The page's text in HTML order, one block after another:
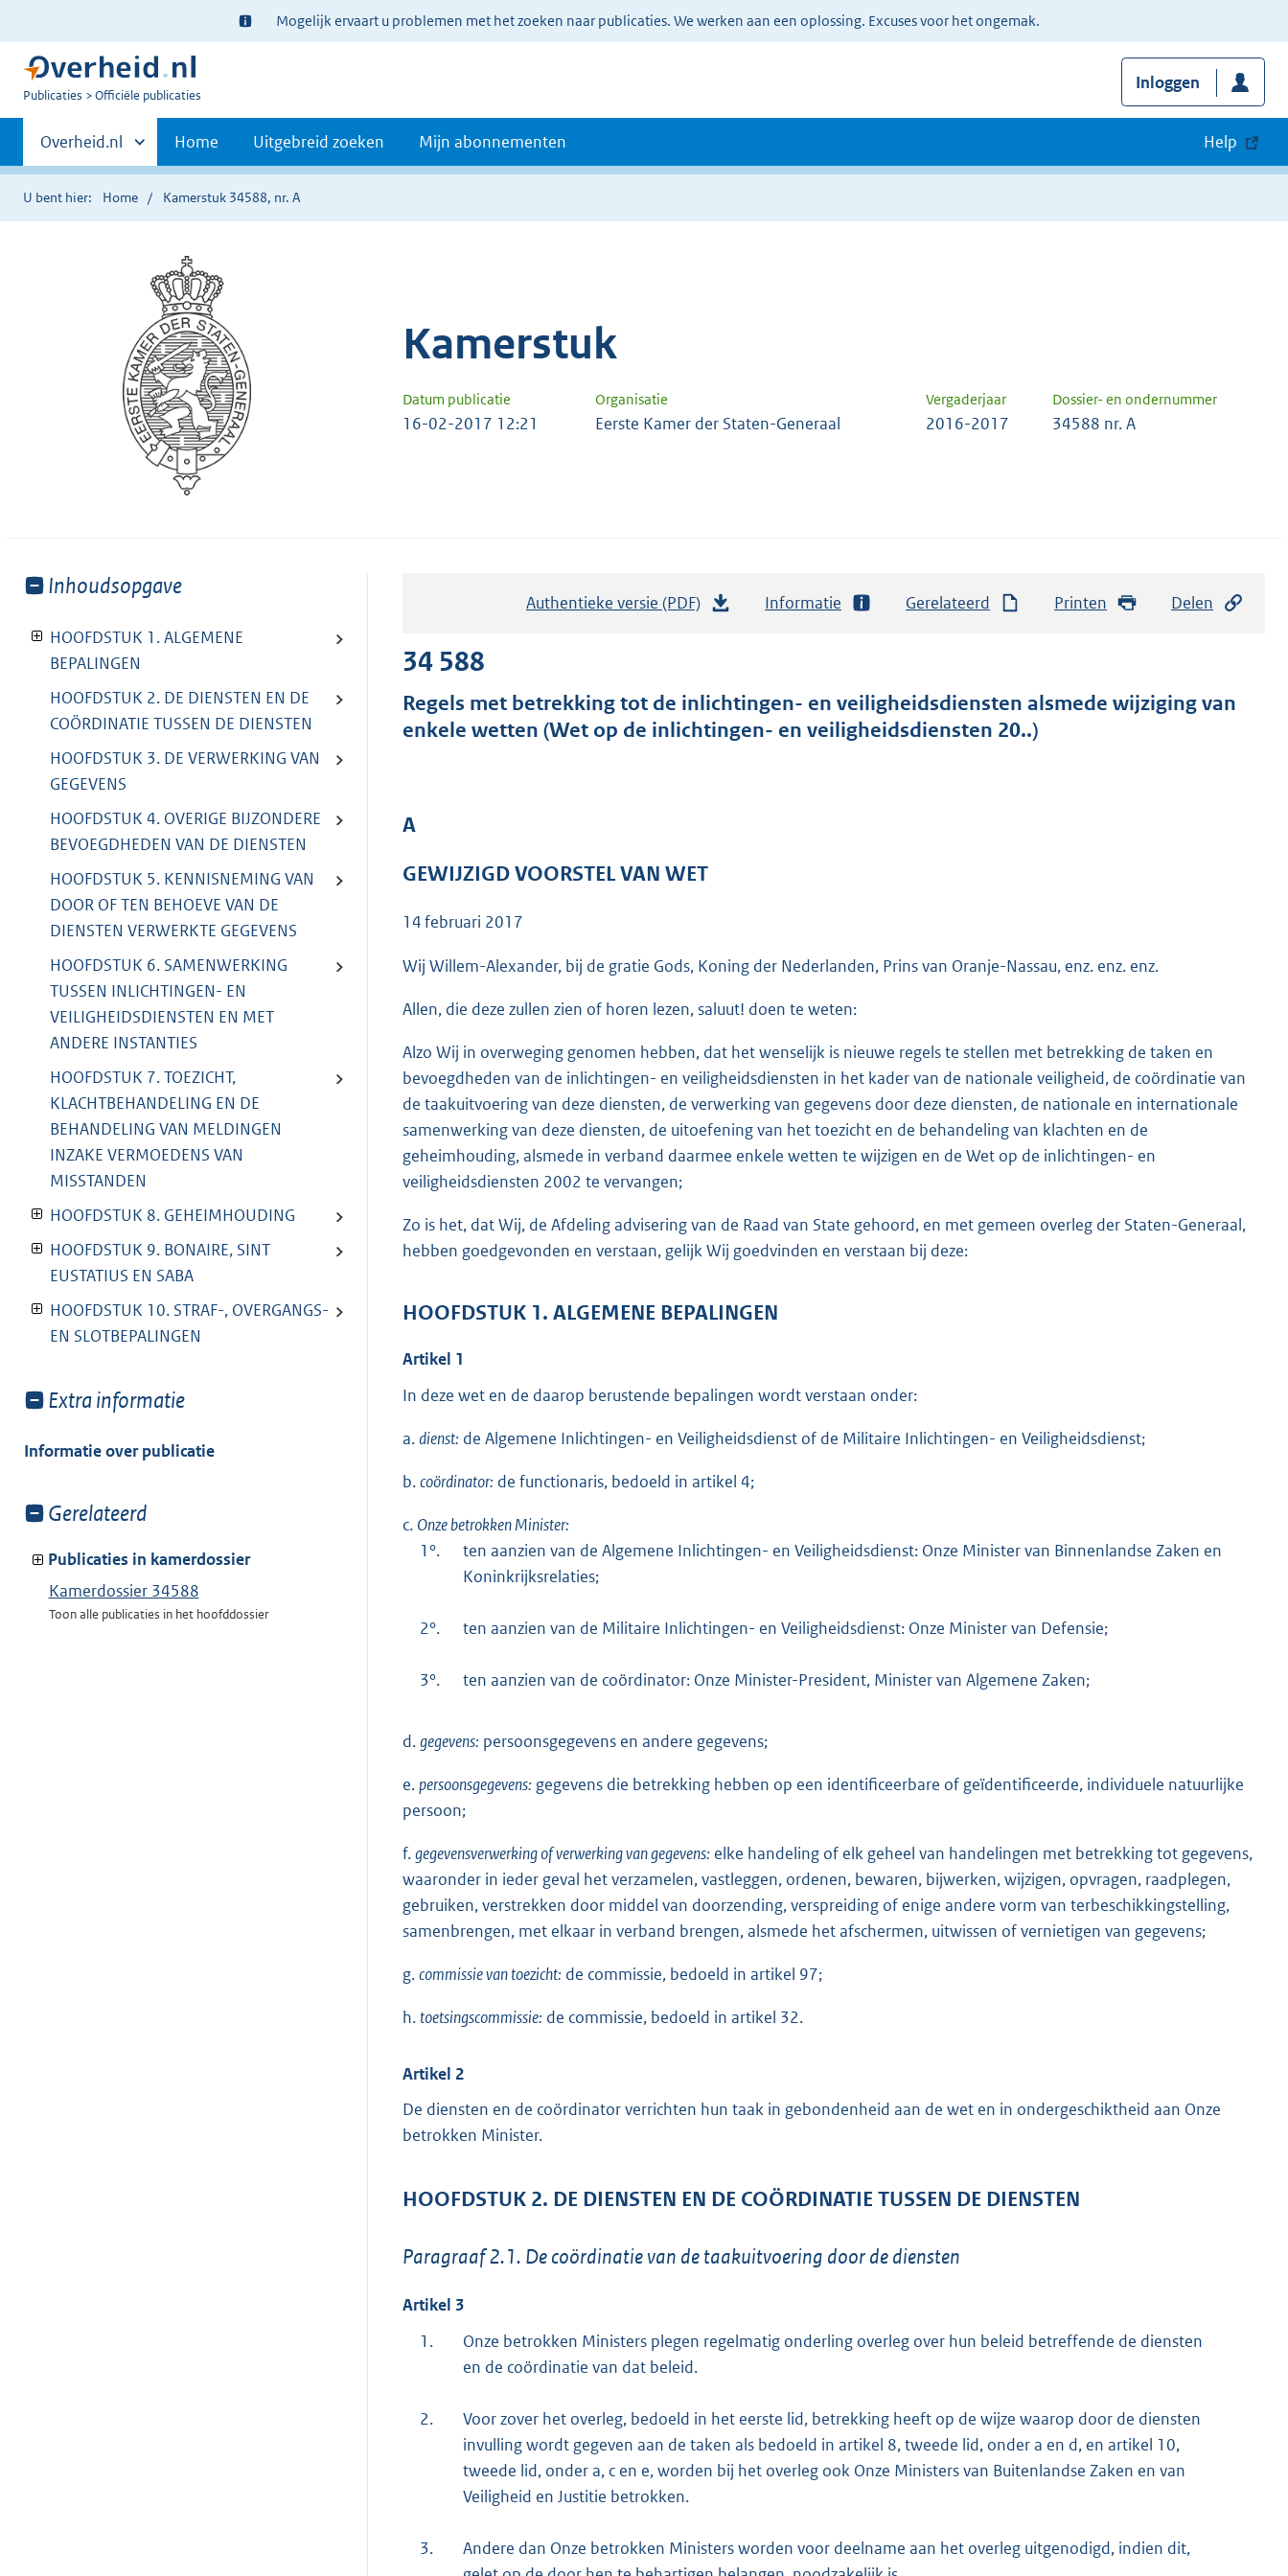
Ter
informatie:
Mogelijk ervaart u problemen met het zoeken naar publicaties. We werken aan een oplossing. Excuses voor het ongemak.
U
Publicaties Officiële publicaties
Inloggen
Primaire
navigatie
Andere
sites
binnen
Overheid.nl Home Uitgebreid zoeken Mijn abonnementen Help
U bent hier: Home Kamerstuk 34588, nr. A
Kamerstuk
Datum publicatie Organisatie Vergaderjaar Dossier- en ondernummer
16-02-2017 12:21 Eerste Kamer der Staten-Generaal 2016-2017 34588 nr. A
Toon
van:
Inhoudsopgave
HOOFDSTUK 1. ALGEMENE
BEPALINGEN
HOOFDSTUK 2. DE DIENSTEN EN DE
COÖRDINATIE TUSSEN DE DIENSTEN
HOOFDSTUK 3. DE VERWERKING VAN
GEGEVENS
HOOFDSTUK 4. OVERIGE BIJZONDERE
BEVOEGDHEDEN VAN DE DIENSTEN
HOOFDSTUK 5. KENNISNEMING VAN
DOOR OF TEN BEHOEVE VAN DE
DIENSTEN VERWERKTE GEGEVENS
HOOFDSTUK 6. SAMENWERKING
TUSSEN INLICHTINGEN- EN
VEILIGHEIDSDIENSTEN EN MET
ANDERE INSTANTIES
HOOFDSTUK 7. TOEZICHT,
KLACHTBEHANDELING EN DE
BEHANDELING VAN MELDINGEN
INZAKE VERMOEDENS VAN
MISSTANDEN
HOOFDSTUK 8. GEHEIMHOUDING
HOOFDSTUK 9. BONAIRE, SINT
EUSTATIUS EN SABA
HOOFDSTUK 10. STRAF-, OVERGANGS-
EN SLOTBEPALINGEN
Toon
van:
Extra informatie
Informatie over publicatie
Toon
van:
Gerelateerd
Publicaties in kamerdossier
Kamerdossier 34588
Toon alle publicaties in het hoofddossier
Authentieke versie (PDF)
a
n
o
o
e
2
3
0
b
Informatie Gerelateerd Printen Delen
34 588
Regels met betrekking tot de inlichtingen- en veiligheidsdiensten alsmede wijziging van
enkele wetten (Wet op de inlichtingen- en veiligheidsdiensten 20..)
A
GEWIJZIGD VOORSTEL VAN WET
14 februari 2017
Wij Willem-Alexander, bij de gratie Gods, Koning der Nederlanden, Prins van Oranje-Nassau, enz. enz. enz.
Allen, die deze zullen zien of horen lezen, saluut! doen te weten:
Alzo Wij in overweging genomen hebben, dat het wenselijk is nieuwe regels te stellen met betrekking de taken en
bevoegdheden van de inlichtingen- en veiligheidsdiensten in het kader van de nationale veiligheid, de coördinatie van
de taakuitvoering van deze diensten, de verwerking van gegevens door deze diensten, de nationale en internationale
samenwerking van deze diensten, de uitoefening van het toezicht en de behandeling van klachten en de
geheimhouding, alsmede in verband daarmee enkele wetten te wijzigen en de Wet op de inlichtingen- en
veiligheidsdiensten 2002 te vervangen;
Zo is het, dat Wij, de Afdeling advisering van de Raad van State gehoord, en met gemeen overleg der Staten-Generaal,
hebben goedgevonden en verstaan, gelijk Wij goedvinden en verstaan bij deze:
HOOFDSTUK 1. ALGEMENE BEPALINGEN
Artikel 1
In deze wet en de daarop berustende bepalingen wordt verstaan onder:
a.dienst: de Algemene Inlichtingen- en Veiligheidsdienst of de Militaire Inlichtingen- en Veiligheidsdienst;
b.coördinator: de functionaris, bedoeld in artikel 4;
c. Onze betrokken Minister:
1°.
ten aanzien van de Algemene Inlichtingen- en Veiligheidsdienst: Onze Minister van Binnenlandse Zaken en
Koninkrijksrelaties;
2°. ten aanzien van de Militaire Inlichtingen- en Veiligheidsdienst: Onze Minister van Defensie;
3°. ten aanzien van de coördinator: Onze Minister-President, Minister van Algemene Zaken;
d.gegevens: persoonsgegevens en andere gegevens;
e. persoonsgegevens: gegevens die betrekking hebben op een identificeerbare of geïdentificeerde, individuele natuurlijke
persoon;
f.gegevensverwerking of verwerking van gegevens: elke handeling of elk geheel van handelingen met betrekking tot gegevens,
waaronder in ieder geval het verzamelen, vastleggen, ordenen, bewaren, bijwerken, wijzigen, opvragen, raadplegen,
gebruiken, verstrekken door middel van doorzending, verspreiding of enige andere vorm van terbeschikkingstelling,
samenbrengen, met elkaar in verband brengen, alsmede het afschermen, uitwissen of vernietigen van gegevens;
g.commissie van toezicht: de commissie, bedoeld in artikel 97;
h.toetsingscommissie: de commissie, bedoeld in artikel 32.
Artikel 2
De diensten en de coördinator verrichten hun taak in gebondenheid aan de wet en in ondergeschiktheid aan Onze
betrokken Minister.
HOOFDSTUK 2. DE DIENSTEN EN DE COÖRDINATIE TUSSEN DE DIENSTEN
Paragraaf 2.1. De coördinatie van de taakuitvoering door de diensten
Artikel 3
1.
Onze betrokken Ministers plegen regelmatig onderling overleg over hun beleid betreffende de diensten
en de coördinatie van dat beleid.
2.
Voor zover het overleg, bedoeld in het eerste lid, betrekking heeft op de wijze waarop door de diensten
invulling wordt gegeven aan de taken als bedoeld in artikel 8, tweede lid, onder a en d, en artikel 10,
tweede lid, onder a, c en e, worden bij het overleg ook Onze Ministers van Buitenlandse Zaken en van
Veiligheid en Justitie betrokken.
3.
Andere dan Onze betrokken Ministers worden voor deelname aan het overleg uitgenodigd, indien dit,